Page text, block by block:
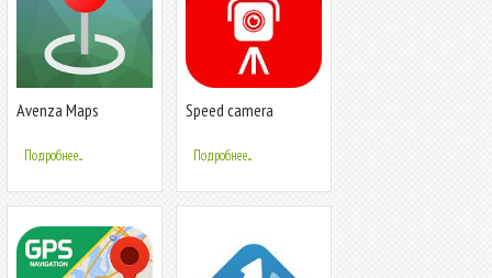
Avenza Maps
Подробнее...
Speed camera
detector, directions
Подробнее...